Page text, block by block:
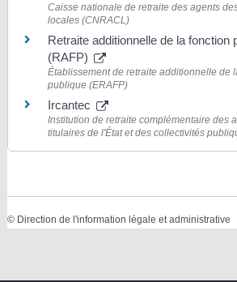
Caisse nationale de retraite des agents
locales (CNRACL)
Retraite additionnelle de la fonction
(RAFP)
Établissement de retraite additionnelle de
publique (ERAFP)
Ircantec
Institution de retraite complémentaire des
titulaires de l'État et des collectivités
© Direction de l'information légale et administrative